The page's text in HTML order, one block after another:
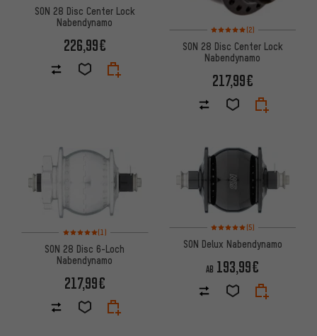
SON 28 Disc Center Lock
Nabendynamo
226,99€
Bewertungen: 5 von 5
(2)
SON 28 Disc Center Lock
Nabendynamo
217,99€
Bewertungen: 5 von 5 basierend auf 1 Bewertungen
(1)
SON 28 Disc 6-Loch
Nabendynamo
217,99€
Bewertungen: 5 von 5
(5)
SON Delux Nabendynamo
AB 193,99€